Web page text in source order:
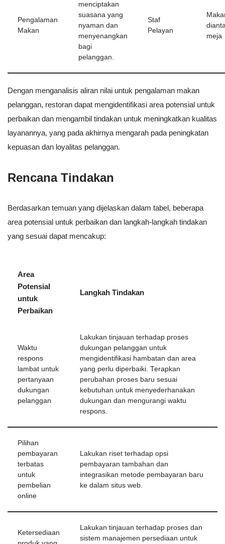
Pengalaman
Makan
menciptakan
suasana yang
nyaman dan
menyenangkan
bagi
pelanggan.
Staf
Pelayan
meja
Dengan menganalisis aliran nilai untuk pengalaman makan
pelanggan, restoran dapat mengidentifikasi area potensial untuk
perbaikan dan mengambil tindakan untuk meningkatkan kualitas
layanannya, yang pada akhirnya mengarah pada peningkatan
kepuasan dan loyalitas pelanggan.
Rencana Tindakan
Berdasarkan temuan yang dijelaskan dalam tabel, beberapa
area potensial untuk perbaikan dan langkah-langkah tindakan
yang sesuai dapat mencakup:
Area
Potensial
untuk
Perbaikan
Langkah Tindakan
Waktu
respons
lambat untuk
pertanyaan
dukungan
pelanggan
Lakukan tinjauan terhadap proses
dukungan pelanggan untuk
mengidentifikasi hambatan dan area
yang perlu diperbaiki. Terapkan
perubahan proses baru sesuai
kebutuhan untuk menyederhanakan
dukungan dan mengurangi waktu
respons.
Pilihan
pembayaran
terbatas
untuk
pembelian
online
Lakukan riset terhadap opsi
pembayaran tambahan dan
integrasikan metode pembayaran baru
ke dalam situs web.
Ketersediaan
Lakukan tinjauan terhadap proses dan
sistem manajemen persediaan untuk